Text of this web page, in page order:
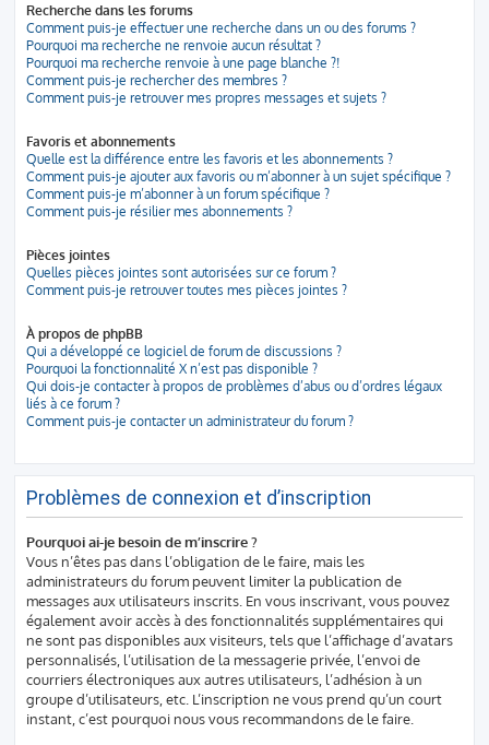
Recherche dans les forums
Comment puis-je effectuer une recherche dans un ou des forums ?
Pourquoi ma recherche ne renvoie aucun résultat ?
Pourquoi ma recherche renvoie à une page blanche ?!
Comment puis-je rechercher des membres ?
Comment puis-je retrouver mes propres messages et sujets ?
Favoris et abonnements
Quelle est la différence entre les favoris et les abonnements ?
Comment puis-je ajouter aux favoris ou m’abonner à un sujet spécifique ?
Comment puis-je m’abonner à un forum spécifique ?
Comment puis-je résilier mes abonnements ?
Pièces jointes
Quelles pièces jointes sont autorisées sur ce forum ?
Comment puis-je retrouver toutes mes pièces jointes ?
À propos de phpBB
Qui a développé ce logiciel de forum de discussions ?
Pourquoi la fonctionnalité X n’est pas disponible ?
Qui dois-je contacter à propos de problèmes d’abus ou d’ordres légaux
liés à ce forum ?
Comment puis-je contacter un administrateur du forum ?
Problèmes de connexion et d’inscription
Pourquoi ai-je besoin de m’inscrire ?
Vous n’êtes pas dans l’obligation de le faire, mais les
administrateurs du forum peuvent limiter la publication de
messages aux utilisateurs inscrits. En vous inscrivant, vous pouvez
également avoir accès à des fonctionnalités supplémentaires qui
ne sont pas disponibles aux visiteurs, tels que l’affichage d’avatars
personnalisés, l’utilisation de la messagerie privée, l’envoi de
courriers électroniques aux autres utilisateurs, l’adhésion à un
groupe d’utilisateurs, etc. L’inscription ne vous prend qu’un court
instant, c’est pourquoi nous vous recommandons de le faire.